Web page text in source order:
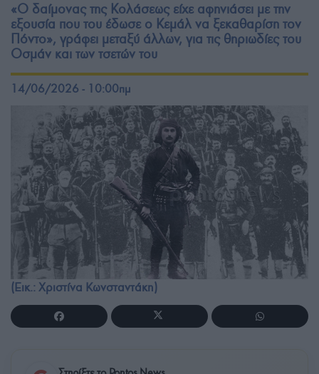
«Ο δαίμονας της Κολάσεως είχε αφηνιάσει με την
εξουσία που του έδωσε ο Κεμάλ να ξεκαθαρίση τον
Πόντο», γράφει μεταξύ άλλων, για τις θηριωδίες του
Οσμάν και των τσετών του
14/06/2026 - 10:00πμ
(Εικ.: Χριστίνα Κωνσταντάκη)